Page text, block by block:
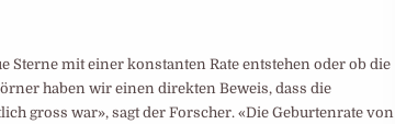
Sterne mit einer konstanten Rate entstehen oder ob die
haben wir einen direkten Beweis, dass die
gross war», sagt der Forscher. «Die Geburtenrate von